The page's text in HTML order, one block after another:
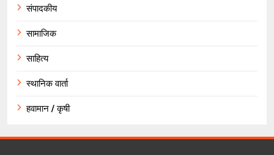
संपादकीय
सामाजिक
साहित्य
स्थानिक वार्ता
हवामान / कृषी